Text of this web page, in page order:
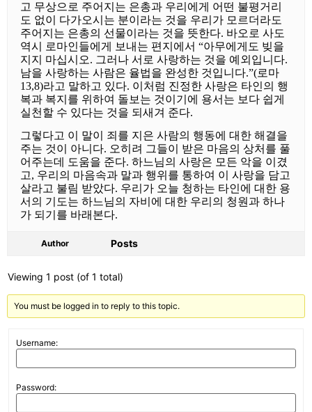
고 무상으로 주어지는 은총과 우리에게 어떤 불평거리
도 없이 다가오시는 분이라는 것을 우리가 모르더라도
주어지는 은총의 선물이라는 것을 뜻한다. 바오로 사도
역시 로마인들에게 보내는 편지에서 “아무에게도 빚을
지지 마십시오. 그러나 서로 사랑하는 것을 예외입니다.
남을 사랑하는 사람은 율법을 완성한 것입니다.”(로마
13,8)라고 말하고 있다. 이처럼 진정한 사랑은 타인의 행
복과 복지를 위하여 돌보는 것이기에 용서는 보다 쉽게
실천할 수 있다는 것을 되새겨 준다.
그렇다고 이 말이 죄를 지은 사람의 행동에 대한 해결을
주는 것이 아니다. 오히려 그들이 받은 마음의 상처를 풀
어주는데 도움을 준다. 하느님의 사랑은 모든 악을 이겼
고, 우리의 마음속과 말과 행위를 통하여 이 사랑을 담고
살라고 불림 받았다. 우리가 오늘 청하는 타인에 대한 용
서의 기도는 하느님의 자비에 대한 우리의 청원과 하나
가 되기를 바래본다.
Author Posts
Viewing 1 post (of 1 total)
You must be logged in to reply to this topic.
Username:
Password: